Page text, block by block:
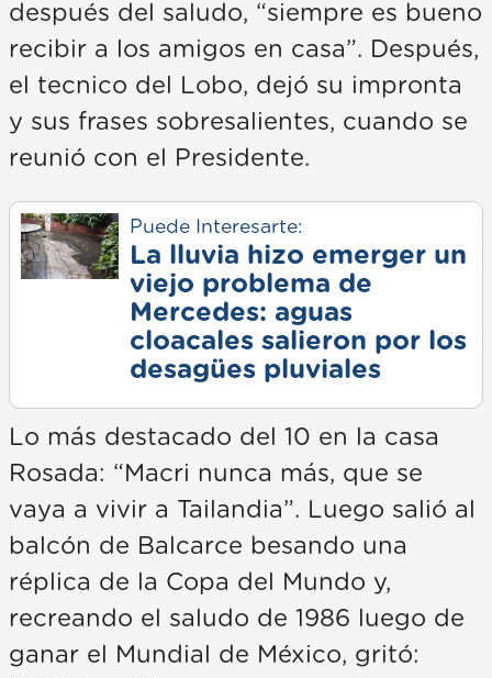
después del saludo, “siempre es bueno
recibir a los amigos en casa”. Después,
el tecnico del Lobo, dejó su impronta
y sus frases sobresalientes, cuando se
reunió con el Presidente.
Puede Interesarte:
La lluvia hizo emerger un
viejo problema de
Mercedes: aguas
cloacales salieron por los
desagües pluviales
Lo más destacado del 10 en la casa
Rosada: “Macri nunca más, que se
vaya a vivir a Tailandia”. Luego salió al
balcón de Balcarce besando una
réplica de la Copa del Mundo y,
recreando el saludo de 1986 luego de
ganar el Mundial de México, gritó: